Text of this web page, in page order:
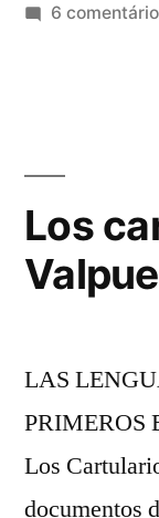
em
6
Los
LAS
PRIMEROS
Los
documentos